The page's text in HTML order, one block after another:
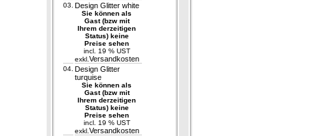
03. Design Glitter white
Sie können als
Gast (bzw mit
Ihrem derzeitigen
Status) keine
Preise sehen
incl. 19 % UST
exkl. Versandkosten
04. Design Glitter
turquise
Sie können als
Gast (bzw mit
Ihrem derzeitigen
Status) keine
Preise sehen
incl. 19 % UST
exkl. Versandkosten